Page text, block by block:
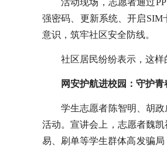
强密码、更新系统、开启
意识，筑牢社区安全防线。
社区居民纷纷表示，这
网安护航进校园：守护青
学生志愿者陈智明、胡
活动。宣讲会上，志愿者魏
易、刷单等学生群体高发骗